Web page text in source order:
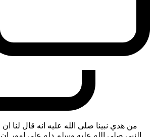
من هدي نبينا صلى الله عليه انه قال لنا
النبي صلى الله عليه وسلم دله على امور